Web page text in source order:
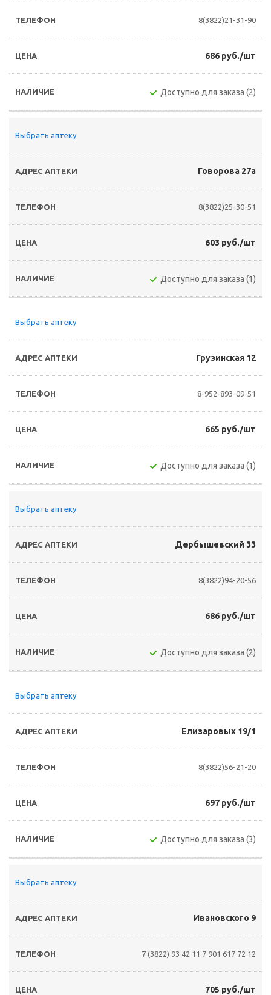
8(3822)21-31-90
686 руб./шт
Доступно для заказа (2)
Выбрать аптеку
Говорова 27а
8(3822)25-30-51
603 руб./шт
Доступно для заказа (1)
Выбрать аптеку
Грузинская 12
8-952-893-09-51
665 руб./шт
Доступно для заказа (1)
Выбрать аптеку
Дербышевский 33
8(3822)94-20-56
686 руб./шт
Доступно для заказа (2)
Выбрать аптеку
Елизаровых 19/1
8(3822)56-21-20
697 руб./шт
Доступно для заказа (3)
Выбрать аптеку
Ивановского 9
7 (3822) 93 42 11 7 901 617 72 12
705 руб./шт